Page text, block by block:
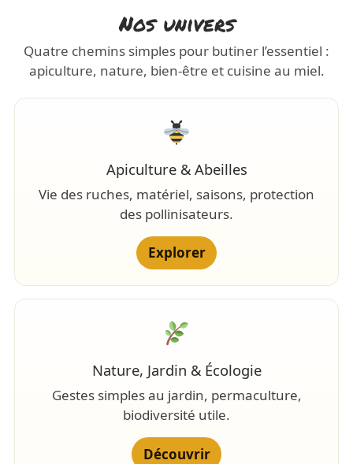
Nos univers
Quatre chemins simples pour butiner l’essentiel :
apiculture, nature, bien-être et cuisine au miel.
Apiculture & Abeilles
Vie des ruches, matériel, saisons, protection
des pollinisateurs.
Explorer
Nature, Jardin & Écologie
Gestes simples au jardin, permaculture,
biodiversité utile.
Découvrir